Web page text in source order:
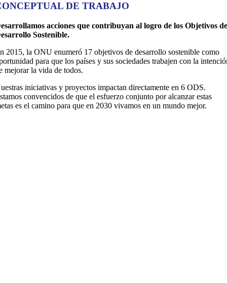
DE TRABAJO
acciones que contribuyan al logro de los Objetivos
Sostenible.
2015, la ONU enumeró 17 objetivos de desarrollo sostenible como
para que los países y sus sociedades trabajen con la
mejorar la vida de todos.
iniciativas y proyectos impactan directamente en 6 ODS.
convencidos de que el esfuerzo conjunto por alcanzar estas
es el camino para que en 2030 vivamos en un mundo mejor.